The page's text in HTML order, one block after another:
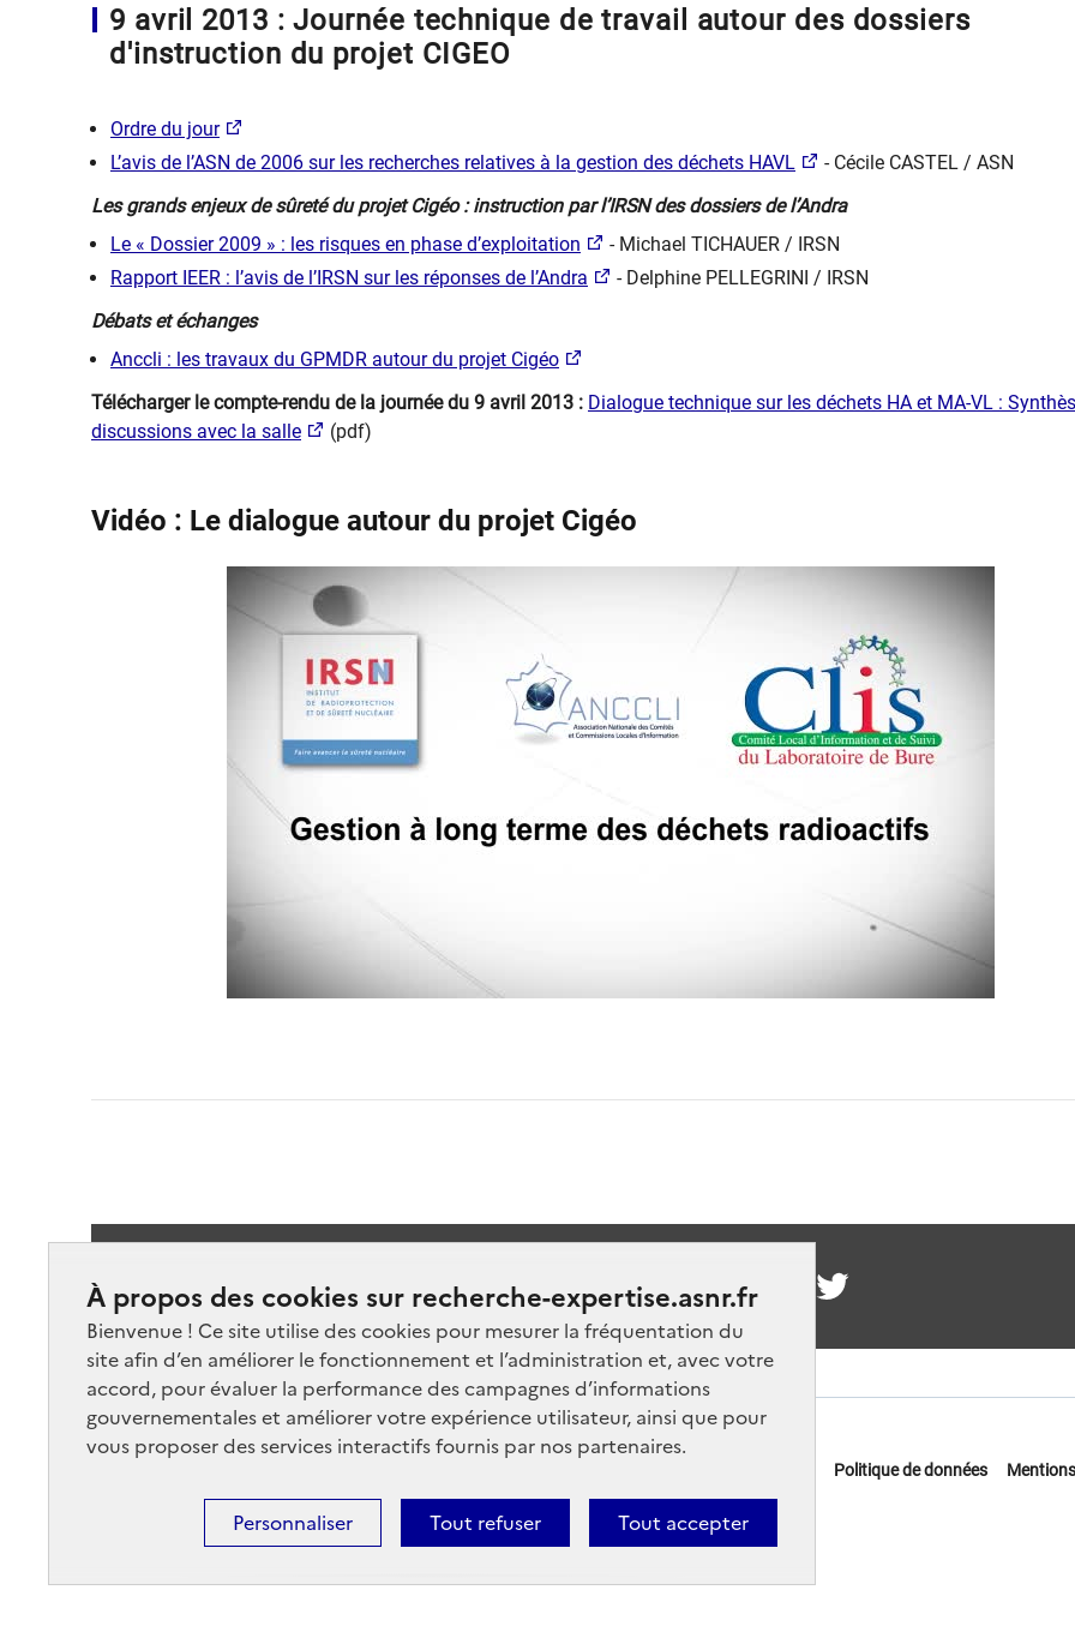
À propos des cookies sur recherche-expertise.asnr.fr
Bienvenue ! Ce site utilise des cookies pour mesurer la fréquentation du
site afin d’en améliorer le fonctionnement et l’administration et, avec votre
accord, pour évaluer la performance des campagnes d’informations
gouvernementales et améliorer votre expérience utilisateur, ainsi que pour
vous proposer des services interactifs fournis par nos partenaires.
Tout accepter
Tout refuser
Personnaliser
9 avril 2013 : Journée technique de travail autour des dossiers
d'instruction du projet CIGEO
Ordre du jour
L’avis de l’ASN de 2006 sur les recherches relatives à la gestion des déchets HAVL
- Cécile CASTEL / ASN
Les grands enjeux de sûreté du projet Cigé​o : instruction par l’IRSN des dossiers de l’Andra
Le « Dossier 2009 » : les risques en phase d’exploitation
- Michael TICHAUER / IRSN
Rapport IEER : l’avis de l’IRSN sur les réponses de l’Andra
- Delphine PELLEGRINI / IRSN
Débats et échanges
Anccli : les travaux du GPMDR autour du projet Cigéo
Télécharger le compte-rendu de la journée du 9 avril 2013 : Dialogue technique sur les déchets HA et MA-VL :
discussions avec la salle
(pdf)
Vidéo : Le dialogue autour du projet Cigéo
Suivez-nous
Politique de données
Plan du site Contactez-nous